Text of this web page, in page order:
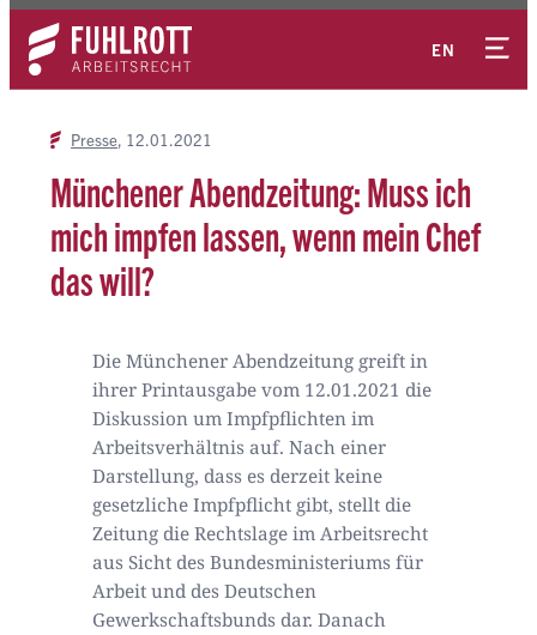
Zum
Inhalt
springen
EN
Kontakt
Presse 12.01.2021
Münchener Abendzeitung: Muss ich
mich impfen lassen, wenn mein Chef
das will?
Die Münchener Abendzeitung greift in
ihrer Printausgabe vom 12.01.2021 die
Diskussion um Impfpflichten im
Arbeitsverhältnis auf. Nach einer
Darstellung, dass es derzeit keine
gesetzliche Impfpflicht gibt, stellt die
Zeitung die Rechtslage im Arbeitsrecht
aus Sicht des Bundesministeriums für
Arbeit und des Deutschen
Gewerkschaftsbunds dar. Danach